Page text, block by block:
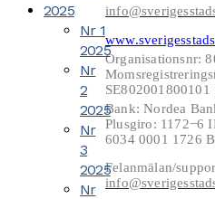
2025
Nr 1
2025
Nr
2
2025
Nr
3
2025
Nr
Organisationsnr:
Bank: Nordea
Plusgiro: 1172−6
6034 0001 1726
Felanmälan/